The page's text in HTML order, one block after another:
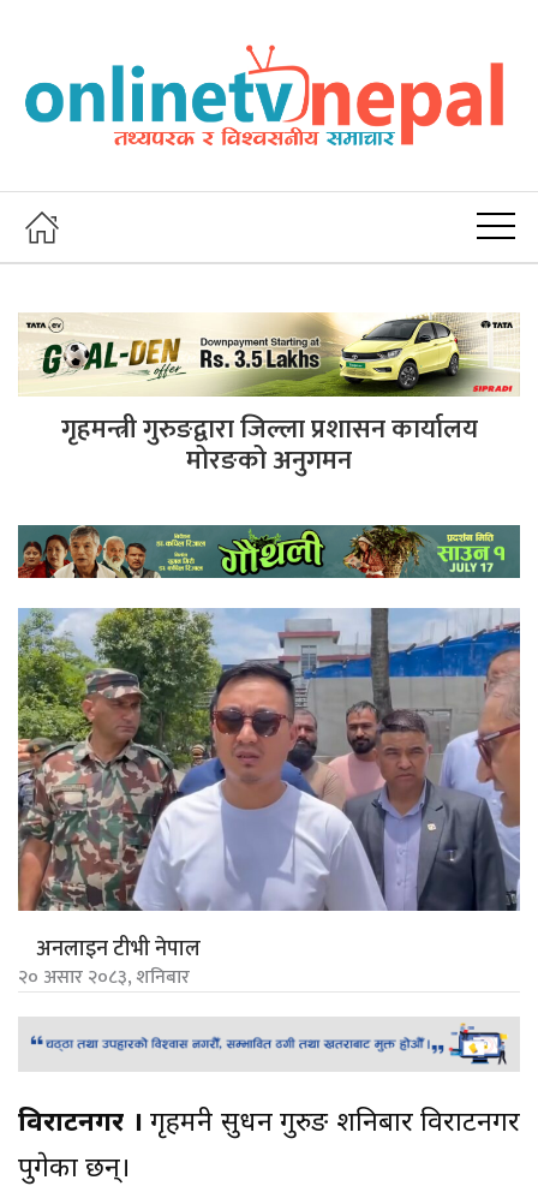
गृहमन्त्री गुरुङद्वारा जिल्ला प्रशासन कार्यालय
मोरङको अनुगमन
अनलाइन टीभी नेपाल
२० असार २०८३, शनिबार
विराटनगर । गृहमन्त्री सुधन गुरुङ शनिबार विराटनगर
पुगेका छन्।